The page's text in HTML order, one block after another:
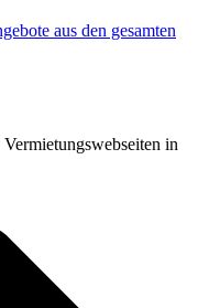
aus den gesamten
in